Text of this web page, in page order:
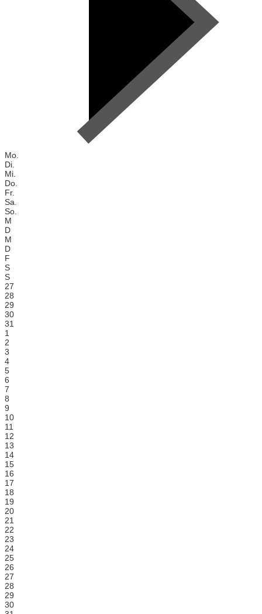
Mo.
Di.
Mi.
Do.
Fr.
Sa.
So.
M
D
M
D
F
S
S
27
28
29
30
31
1
2
3
4
5
6
7
8
9
10
11
12
13
14
15
16
17
18
19
20
21
22
23
24
25
26
27
28
29
30